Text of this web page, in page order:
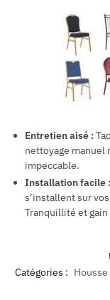
Entretien aisé :
nettoyage manuel
impeccable.
Installation facile :
s’installent sur
Tranquillité et
Catégories : Housse